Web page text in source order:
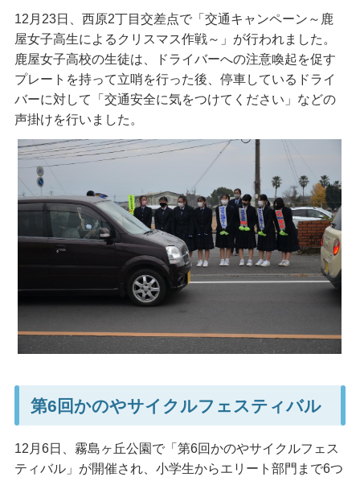
12月23日、西原2丁目交差点で「交通キャンペーン～鹿
屋女子高生によるクリスマス作戦～」が行われました。
鹿屋女子高校の生徒は、ドライバーへの注意喚起を促す
プレートを持って立哨を行った後、停車しているドライ
バーに対して「交通安全に気をつけてください」などの
声掛けを行いました。
第6回かのやサイクルフェスティバル
12月6日、霧島ヶ丘公園で「第6回かのやサイクルフェス
ティバル」が開催され、小学生からエリート部門まで6つ